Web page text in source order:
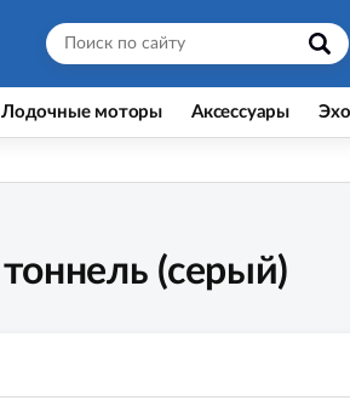
Лодочные моторы Аксессуары
(серый)